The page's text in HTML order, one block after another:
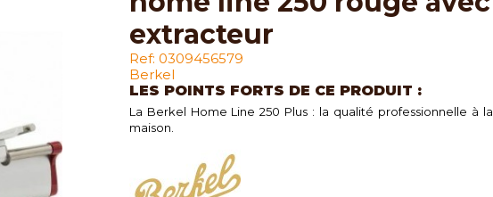
extracteur
Ref: 0309456579
Berkel
LES POINTS FORTS DE CE PRODUIT :
La Berkel Home Line 250 Plus : la qualité professionnelle à la
maison.